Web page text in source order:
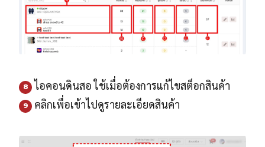
8 ไอคอนดินสอ ใช้เมื่อต้องการแก้ไขสต็อกสินค้า
9 คลิกเพื่อเข้าไปดูรายละเอียดสินค้า